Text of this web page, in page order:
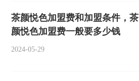
茶颜悦色加盟费和加盟条件，茶
颜悦色加盟费一般要多少钱
2024-05-29